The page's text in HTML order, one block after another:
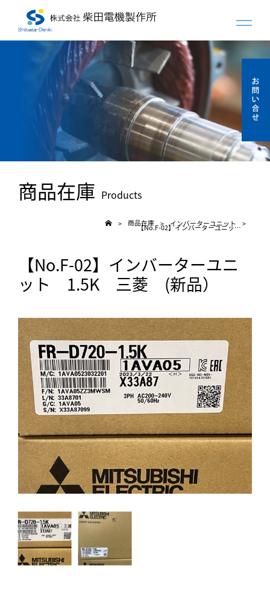
商品在庫 Products
> 商品在庫 > インバーターユニット >
【No.F-02】インバーターユニット 1.5K 三菱 (新品）
【No.F-02】インバーターユニ
ット 1.5K 三菱 (新品）